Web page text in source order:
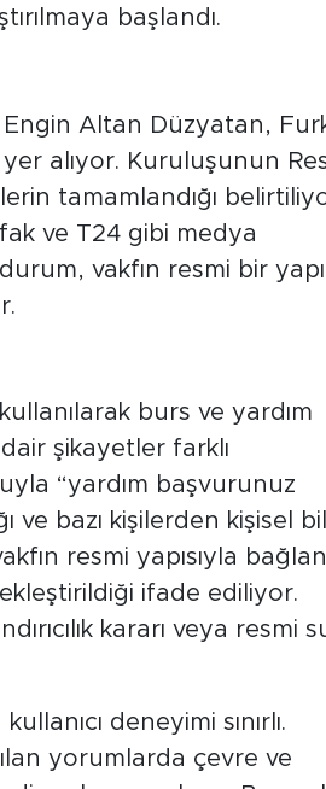
başlandı.
Engin Altan Düzyatan,
alıyor. Kuruluşunun
tamamlandığı
ve T24 gibi medya
vakfın resmi bir yapı
burs ve yardım
şikayetler farklı
“yardım başvurunuz
ve bazı kişilerden kişisel
resmi yapısıyla
ifade ediliyor.
kararı veya resmi
deneyimi sınırlı.
yorumlarda çevre ve